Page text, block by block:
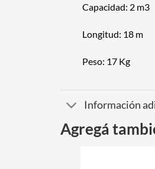
Capacidad: 2 m3
Longitud: 18 m
Peso: 17 Kg
Información
Agregá